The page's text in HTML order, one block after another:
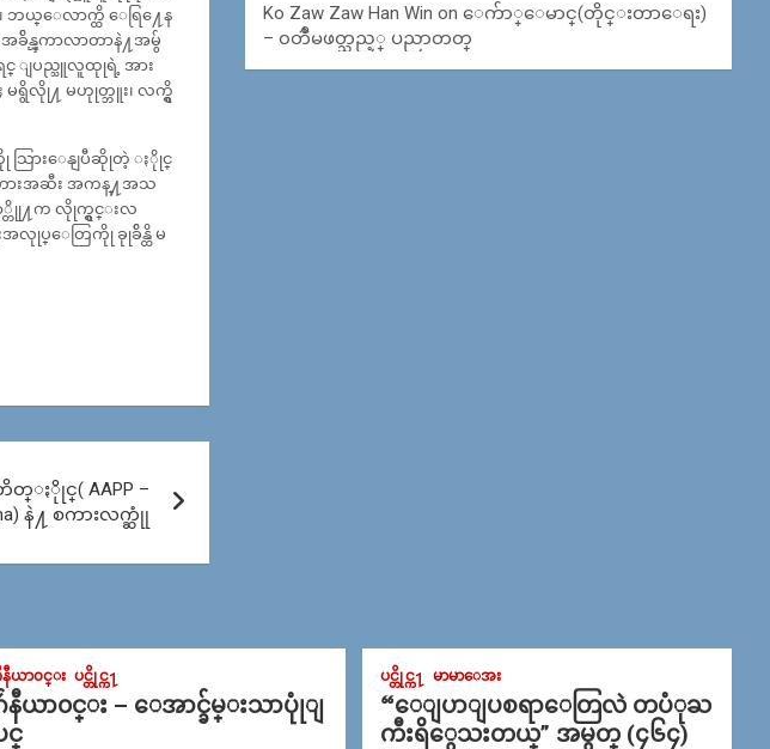
ယ္ေလာက္ထိ ေရြ႔ေန
ခ်ိန္ၾကာလာတာနဲ႔အမွ်
ျပည္သူလူထုုရဲ့ အား
ရွိလိုု႔ မဟုုတ္ဘူး၊ လက္ရွိ
ြားေနျပီဆိုုတဲ့ ႏိုုင္
ားအဆီး အကန္႔အသ
တိုု႔က လိုုက္ရွင္းလ
အလုုပ္ေတြကိုု ခုုခ်ိန္ထိ မ
ႏိုုင္( AAPP –
နဲ႔ စကားလက္ဆုုံ
Ko Zaw Zaw Han Win onေက်ာ္ေမာင္(တိုင္းတာေရး)
– ၀တၳဳမဖတ္သည့္ ပညာတတ္
နီယာ၀င္း ပင္တိုင္က႑
နီယာ၀င္း – ေအာင္ခ်မ္းသာပုုံျ
င္
ပင္တိုင္က႑ မာမာေအး
“ေျပာျပစရာေတြလဲ တပံုႀ
ကီးရိွေသးတယ္” အမွတ္ (၄၆၄)